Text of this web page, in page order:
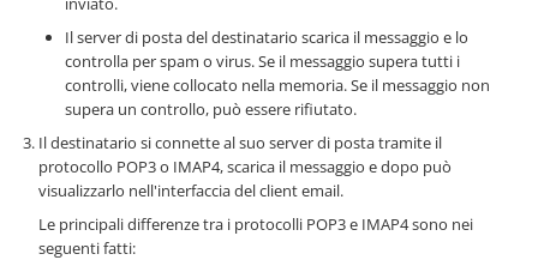
Il server di posta del destinatario scarica il messaggio e lo
controlla per spam o virus. Se il messaggio supera tutti i
controlli, viene collocato nella memoria. Se il messaggio non
supera un controllo, può essere rifiutato.
Il destinatario si connette al suo server di posta tramite il
protocollo POP3 o IMAP4, scarica il messaggio e dopo può
visualizzarlo nell'interfaccia del client email.
Le principali differenze tra i protocolli POP3 e IMAP4 sono nei
seguenti fatti: